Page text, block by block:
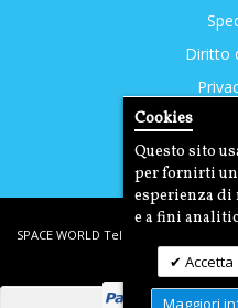
Cookies
Questo sito
per fornirti
esperienza di
e a fini
Accetta
Maggiori
Diritto
SPACE WORLD Tel: +39. 393.3350212
03221290400 |